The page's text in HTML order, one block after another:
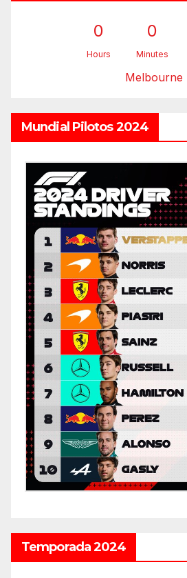
0
Hours
0
Minutes
Melbourne
Mundial Pilotos 2024
Temporada 2024